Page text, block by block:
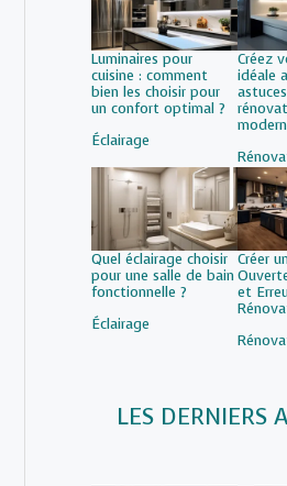
Luminaires pour
cuisine : comment
bien les choisir pour
un confort optimal ?
Par rapport à
Éclairage
Créez
idéale
Par
Quel éclairage choisir
pour une salle de bain
fonctionnelle ?
Par rapport à
Éclairage
Créer
et
Par
LES DERNIERS